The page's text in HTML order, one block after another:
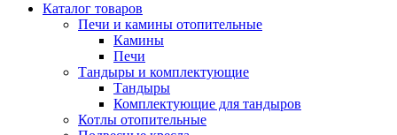
Каталог товаров
Печи и камины отопительные
Камины
Печи
Тандыры и комплектующие
Тандыры
Комплектующие для тандыров
Котлы отопительные